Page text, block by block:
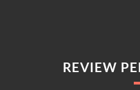
REVIEW